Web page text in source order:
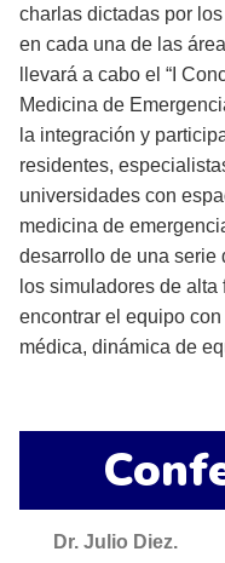
charlas dictadas por
en cada una de las
llevará a cabo el “I
Medicina de
la integración y
residentes,
universidades con
medicina de
desarrollo de una serie
los simuladores de
encontrar el equipo
médica, dinámica de
Dr. Julio Diez.